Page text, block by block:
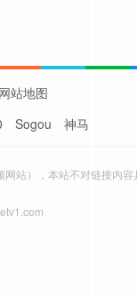
网站地图
Sogou 神马
站），本站不对链接内